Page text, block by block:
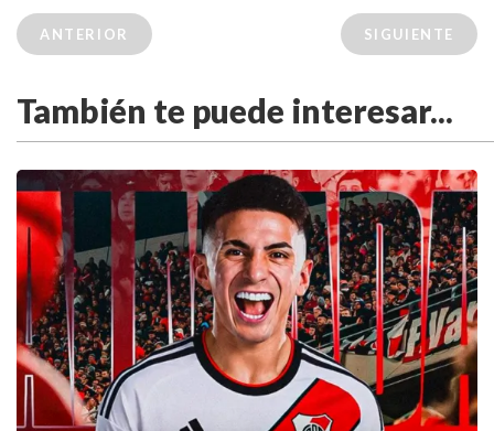
ANTERIOR SIGUIENTE
También te puede interesar...